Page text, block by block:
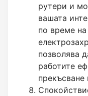
рутери и
вашата
по време
позволява
работите
прекъсване